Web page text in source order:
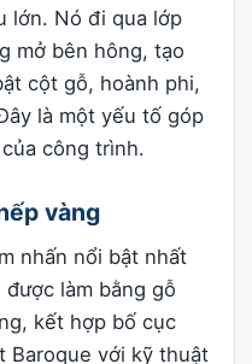
lớn. Nó đi qua lớp
mở bên hông, tạo
cột gỗ, hoành phi,
là một yếu tố góp
công trình.
vàng
nhấn nổi bật nhất
làm bằng gỗ
kết hợp bố cục
Baroque với kỹ thuật